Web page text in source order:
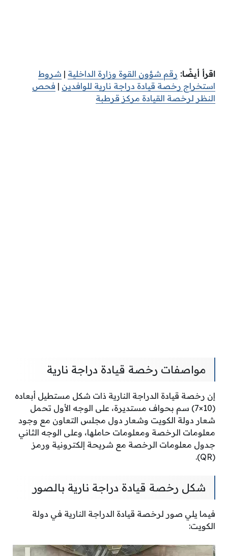
اقرأ أيضًا: رقم شؤون القوة وزارة الداخلية | شروط
استخراج رخصة قيادة دراجة نارية للوافدين | فحص
النظر لرخصة القيادة مركز قرطبة
مواصفات رخصة قيادة دراجة نارية
إن رخصة قيادة الدراجة النارية ذات شكل مستطيل أبعاده
(10×7) سم بحواف مستديرة، على الوجه الأول تحمل
شعار دولة الكويت وشعار دول مجلس التعاون مع وجود
معلومات الرخصة ومعلومات حاملها، وعلى الوجه الثاني
جدول معلومات الرخصة مع شريحة إلكترونية ورمز
(QR).
شكل رخصة قيادة دراجة نارية بالصور
فيما يلي صور لرخصة قيادة الدراجة النارية في دولة
الكويت: